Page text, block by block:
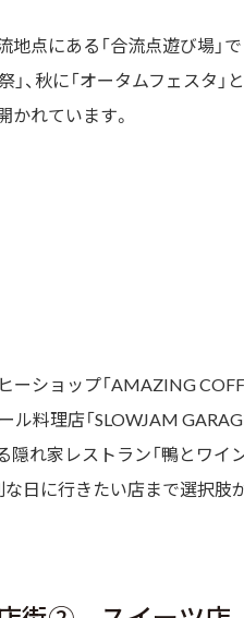
地点にある「合流点遊び場」で
」、秋に「オータムフェスタ」と
かれています。
ショップ「AMAZING
ル料理店「SLOWJAM
れ家レストラン「鴨とワイ
な日に行きたい店まで選択肢